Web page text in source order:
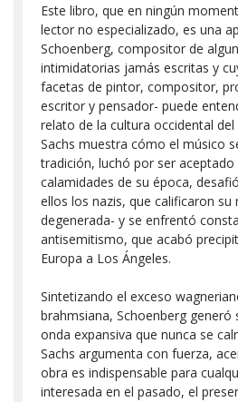
Este libro, que en ningún
lector no especializado, es una
Schoenberg, compositor de
intimidatorias jamás escritas y
facetas de pintor, compositor,
escritor y pensador- puede
relato de la cultura occidental del
Sachs muestra cómo el músico
tradición, luchó por ser
calamidades de su época,
ellos los nazis, que calificaron su
degenerada- y se enfrentó
antisemitismo, que acabó
Europa a Los Ángeles.
Sintetizando el exceso
brahmsiana, Schoenberg generó
onda expansiva que nunca se
Sachs argumenta con fuerza,
obra es indispensable para
interesada en el pasado, el